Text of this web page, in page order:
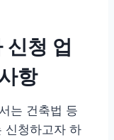
신청 업
항
는 건축법 등
신청하고자 하